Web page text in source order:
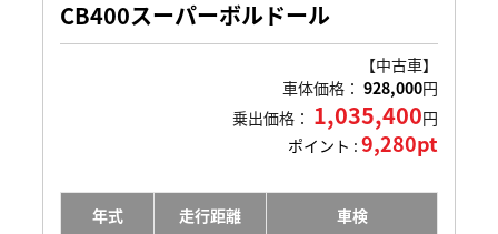
CB400スーパーボルドール
【中古車】
車体価格： 928,000円
乗出価格： 1,035,400円
ポイント : 9,280pt
年式 走行距離 車検